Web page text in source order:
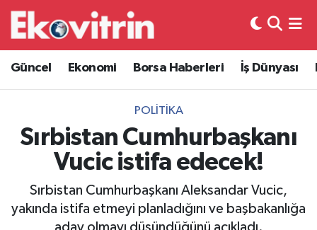
Güncel Ekonomi Borsa Haberleri İş Dünyası
POLITIKA
Sırbistan Cumhurbaşkanı
Vucic istifa edecek!
Sırbistan Cumhurbaşkanı Aleksandar Vucic,
yakında istifa etmeyi planladığını ve başbakanlığa
aday olmayı düşündüğünü açıkladı.
Güncel
Ekonomi
Borsa Haberleri
İş Dünyası
Lojistik
Hava Durumu
Trafik Durumu
Süper Lig Puan Durumu ve Fikstür
Tüm Manşetler
Son Dakika Haberleri